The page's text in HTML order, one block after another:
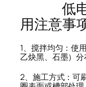
低电阻
用注意事
1、搅拌均匀：使
乙炔黑、石墨）分
2、施工方式：可